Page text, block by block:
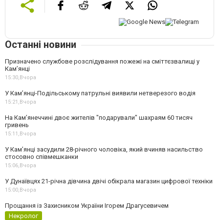
Останні новини
Призначено службове розслідування пожежі на сміттєзвалищі у
Кам’янці
15:30,Вчора
У Кам’янці-Подільському патрульні виявили нетверезого водія
15:21,Вчора
На Камʼянеччині двоє жителів "подарували" шахраям 60 тисяч
гривень
15:11,Вчора
У Камʼянці засудили 28-річного чоловіка, який вчиняв насильство
стосовно співмешканки
15:06,Вчора
У Дунаївцях 21-річна дівчина двічі обікрала магазин цифрової техніки
15:00,Вчора
Прощання із Захисником України Ігорем Драгусевичем
Некролог